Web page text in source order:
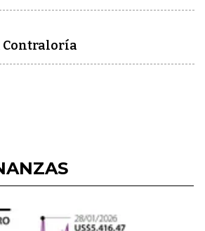
Contraloría